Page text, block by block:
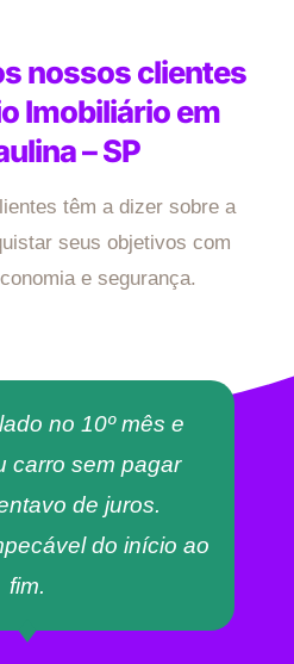
nossos clientes
Imobiliário em
– SP
têm a dizer sobre a
seus objetivos com
e segurança.
no 10º mês e
carro sem pagar
de juros.
do início ao
fim.